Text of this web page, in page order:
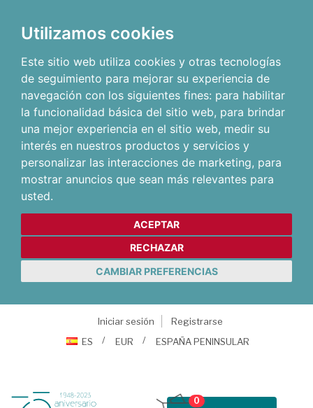
Utilizamos cookies
Este sitio web utiliza cookies y otras tecnologías
de seguimiento para mejorar su experiencia de
navegación con los siguientes fines: para habilitar
la funcionalidad básica del sitio web, para brindar
una mejor experiencia en el sitio web, medir su
interés en nuestros productos y servicios y
personalizar las interacciones de marketing, para
mostrar anuncios que sean más relevantes para
usted.
ACEPTAR
RECHAZAR
CAMBIAR PREFERENCIAS
Iniciar sesión
Registrarse
ES
EUR ESPAÑA PENINSULAR
0